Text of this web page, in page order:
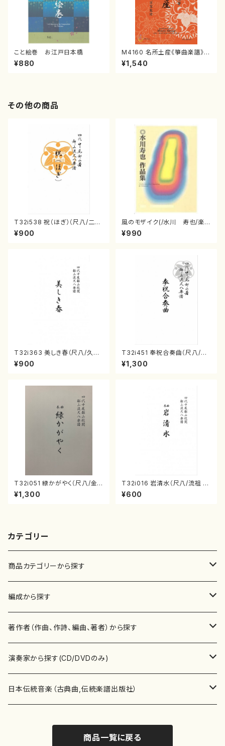
こと絵巻 お江戸日本橋
¥880
M4160 名所土産《箏曲楽譜》
（箏/宮城喜代子・宮城数江著・
宮城宗家監修/箏曲古典楽譜）
¥1,540
その他の商品
T32i538 祝（ほぎ）（尺八/二代
池田静山/楽譜）都山流公刊楽譜
曲番:2247
¥900
風のモザイク(/水川 寿也/楽
譜）
¥990
T32i363 美しき春（尺八/久本
玄智/楽譜）都山流公刊楽譜曲
番:2068
¥900
T32i451 奉祝合奏曲（尺八/久
本玄智/楽譜）都山流公刊楽譜曲
番:2158
¥1,300
T32i051 緑かがやく（尺八/金
森高山/楽譜）都山流公刊楽譜曲
番：50
¥1,300
T32i016 岩清水（尺八/流祖 中
尾都山/楽譜）都山：15
¥600
カテゴリー
商品カテゴリーから探す
楽譜
書籍
書籍
テキストブック
CD・DVD
チケット
編成から探す
邦楽器
箏・琴（ソロ）
箏・琴（合奏）
合唱
混声合唱
歌・声
著作者（作曲、作詩、編曲、著者）から探す
あ行
青木省三(アオキ ショウゾウ)
か行
演奏家から探す(CD/DVDのみ)
邦楽（箏、三味線、尺八等）演奏家
日本伝統音楽（古典曲,伝統楽譜出版社）
商品一覧に戻る